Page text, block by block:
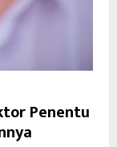
Penentu